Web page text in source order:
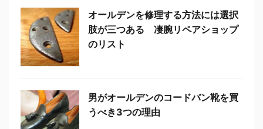
オールデンを修理する方法には選択
肢が三つある 凄腕リペアショップ
のリスト
男がオールデンのコードバン靴を買
うべき3つの理由